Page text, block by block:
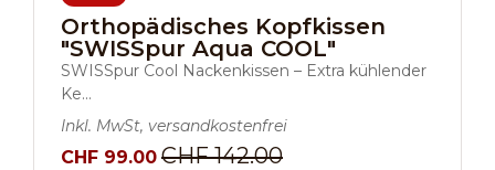
Orthopädisches Kopfkissen
"SWISSpur Aqua COOL"
SWISSpur Cool Nackenkissen – Extra kühlender
Ke...
Inkl. MwSt, versandkostenfrei
CHF 99.00 CHF 142.00